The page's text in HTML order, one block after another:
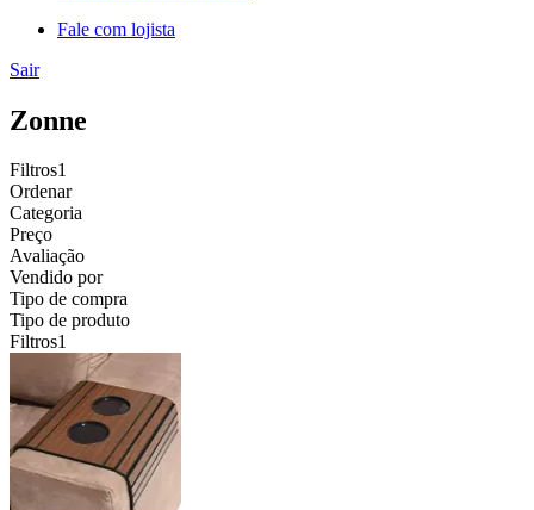
Fale com lojista
Sair
Zonne
Filtros1
Ordenar
Categoria
Preço
Avaliação
Vendido por
Tipo de compra
Tipo de produto
Filtros1